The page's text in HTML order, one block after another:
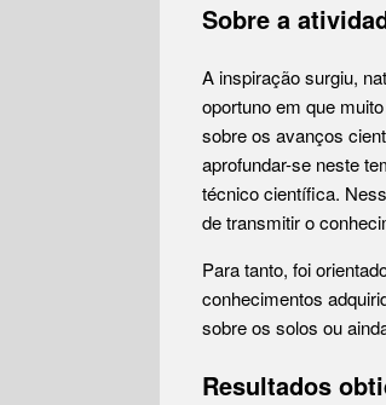
Sobre a
A inspiração surgiu,
oportuno em que
sobre os avanços
aprofundar-se neste
técnico científica.
de transmitir o
Para tanto, foi
conhecimentos
sobre os solos ou
Resultados